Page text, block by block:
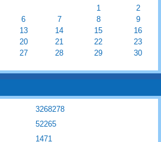
1
2
6 7 8
9
13 14 15
16
20 21 22
23
27 28 29
30
3268278
52265
1471